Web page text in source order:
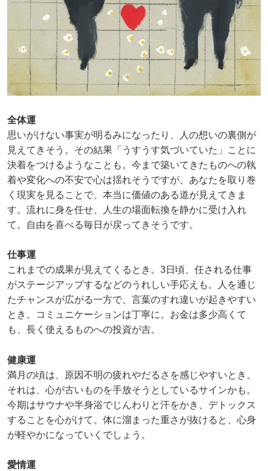
全体運
思いがけない事実が明るみになったり、人の想いの裏側が
見えてきそう。その結果「うすうす気づいていた」ことに
決着をつけるようなことも。今まで築いてきたものへの執
着や変化への不安で心は揺れそうですが、あなたを取り巻
く現実を見ることで、本当に価値のある道が見えてきま
す。流れに身を任せ、人生の場面転換を静かに受け入れ
て。自由を喜べる毎日が戻ってきそうです。
仕事運
これまでの成果が見えてくるとき。3日頃、任される仕事
がステージアップするなどのうれしい手応えも。人を通じ
たチャンスが広がる一方で、言葉のすれ違いが起きやすい
とき。コミュニケーションは丁寧に。お金は多少高くて
も、長く使えるものへの投資が吉。
健康運
満月の頃は、原因不明の疲れやだるさを感じやすいとき。
それは、心が古いものを手放そうとしているサインかも。
今期はサウナや半身浴でじんわりと汗をかき、デトックス
することを心がけて。体に溜まった重さが抜けると、心身
が軽やかになっていくでしょう。
愛情運